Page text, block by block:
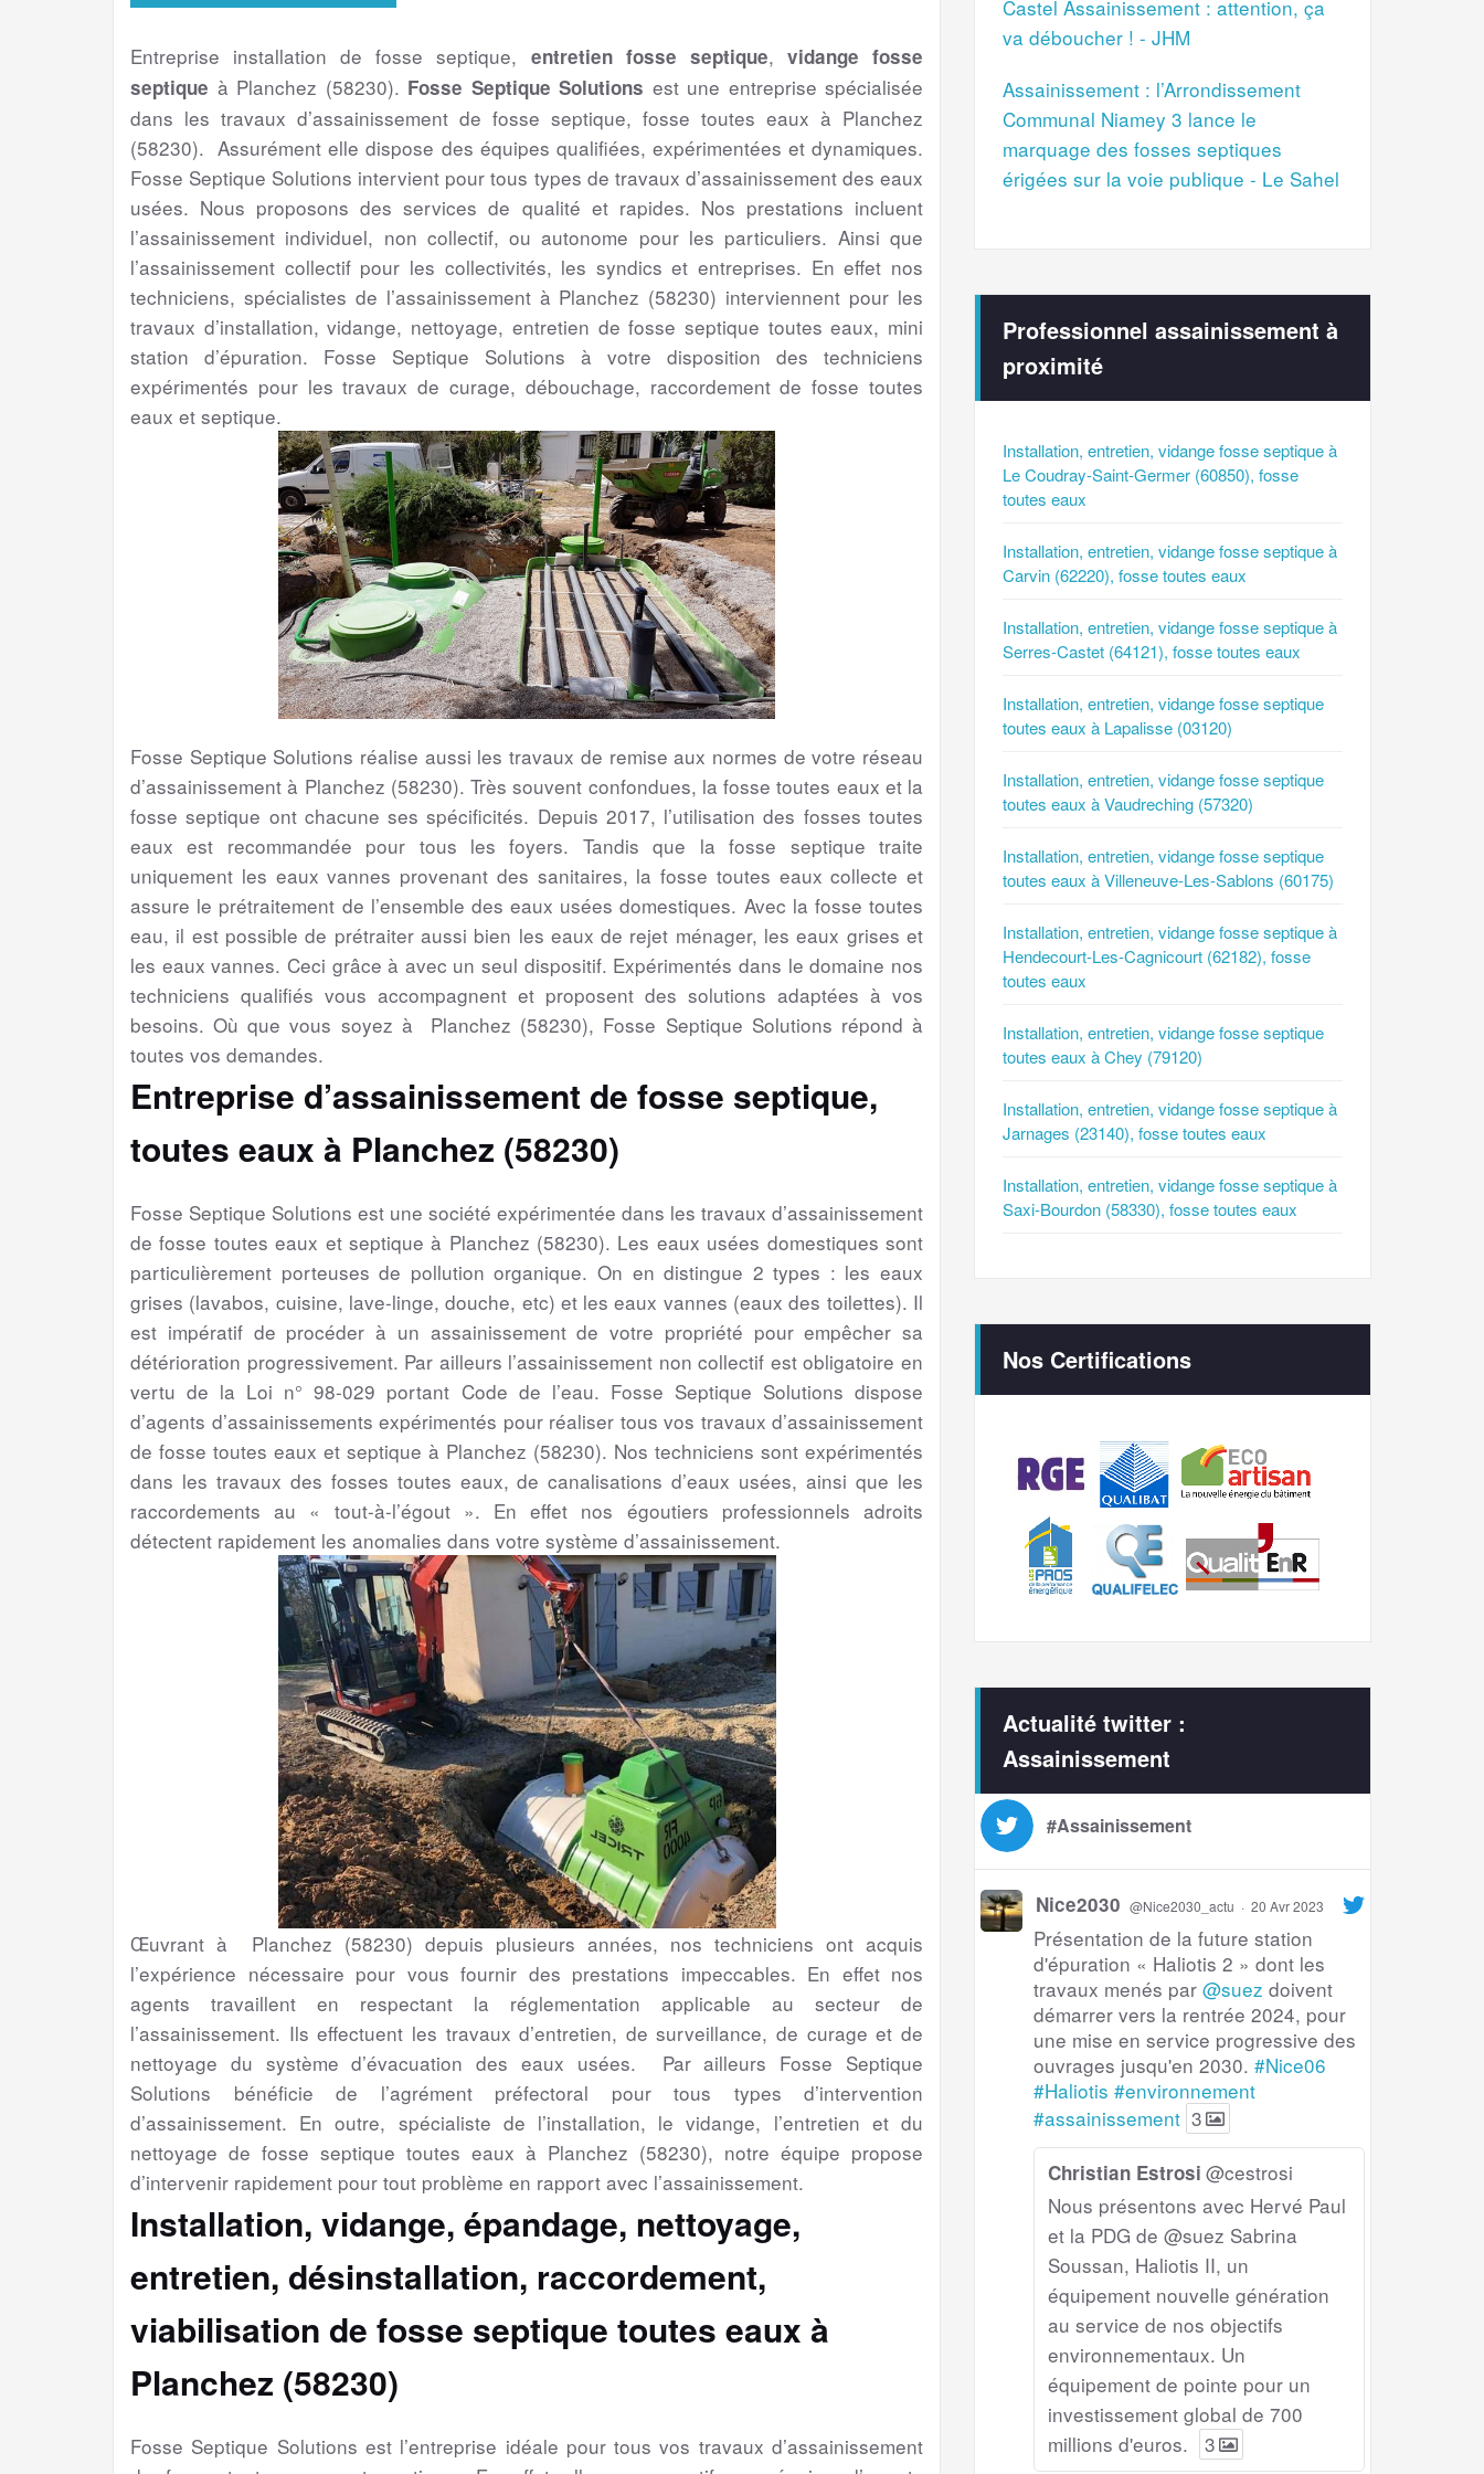
Entreprise installation de fosse septique, entretien fosse septique, vidange fosse
septique à Planchez (58230). Fosse Septique Solutions est une entreprise spécialisée
dans les travaux d’assainissement de fosse septique, fosse toutes eaux à Planchez
(58230). Assurément elle dispose des équipes qualifiées, expérimentées et dynamiques.
Fosse Septique Solutions intervient pour tous types de travaux d’assainissement des eaux
usées. Nous proposons des services de qualité et rapides. Nos prestations incluent
l’assainissement individuel, non collectif, ou autonome pour les particuliers. Ainsi que
l’assainissement collectif pour les collectivités, les syndics et entreprises. En effet nos
techniciens, spécialistes de l’assainissement à Planchez (58230) interviennent pour les
travaux d’installation, vidange, nettoyage, entretien de fosse septique toutes eaux, mini
station d’épuration. Fosse Septique Solutions à votre disposition des techniciens
expérimentés pour les travaux de curage, débouchage, raccordement de fosse toutes
eaux et septique.
Fosse Septique Solutions réalise aussi les travaux de remise aux normes de votre réseau
d’assainissement à Planchez (58230). Très souvent confondues, la fosse toutes eaux et la
fosse septique ont chacune ses spécificités. Depuis 2017, l’utilisation des fosses toutes
eaux est recommandée pour tous les foyers. Tandis que la fosse septique traite
uniquement les eaux vannes provenant des sanitaires, la fosse toutes eaux collecte et
assure le prétraitement de l’ensemble des eaux usées domestiques. Avec la fosse toutes
eau, il est possible de prétraiter aussi bien les eaux de rejet ménager, les eaux grises et
les eaux vannes. Ceci grâce à avec un seul dispositif. Expérimentés dans le domaine nos
techniciens qualifiés vous accompagnent et proposent des solutions adaptées à vos
besoins. Où que vous soyez à Planchez (58230), Fosse Septique Solutions répond à
toutes vos demandes.
Entreprise d’assainissement de fosse septique,
toutes eaux à Planchez (58230)
Fosse Septique Solutions est une société expérimentée dans les travaux d’assainissement
de fosse toutes eaux et septique à Planchez (58230). Les eaux usées domestiques sont
particulièrement porteuses de pollution organique. On en distingue 2 types : les eaux
grises (lavabos, cuisine, lave-linge, douche, etc) et les eaux vannes (eaux des toilettes). Il
est impératif de procéder à un assainissement de votre propriété pour empêcher sa
détérioration progressivement. Par ailleurs l’assainissement non collectif est obligatoire en
vertu de la Loi n° 98-029 portant Code de l’eau. Fosse Septique Solutions dispose
d’agents d’assainissements expérimentés pour réaliser tous vos travaux d’assainissement
de fosse toutes eaux et septique à Planchez (58230). Nos techniciens sont expérimentés
dans les travaux des fosses toutes eaux, de canalisations d’eaux usées, ainsi que les
raccordements au « tout-à-l’égout ». En effet nos égoutiers professionnels adroits
détectent rapidement les anomalies dans votre système d’assainissement.
Œuvrant à Planchez (58230) depuis plusieurs années, nos techniciens ont acquis
l’expérience nécessaire pour vous fournir des prestations impeccables. En effet nos
agents travaillent en respectant la réglementation applicable au secteur de
l’assainissement. Ils effectuent les travaux d’entretien, de surveillance, de curage et de
nettoyage du système d’évacuation des eaux usées. Par ailleurs Fosse Septique
Solutions bénéficie de l’agrément préfectoral pour tous types d’intervention
d’assainissement. En outre, spécialiste de l’installation, le vidange, l’entretien et du
nettoyage de fosse septique toutes eaux à Planchez (58230), notre équipe propose
d’intervenir rapidement pour tout problème en rapport avec l’assainissement.
Installation, vidange, épandage, nettoyage,
entretien, désinstallation, raccordement,
viabilisation de fosse septique toutes eaux à
Planchez (58230)
Fosse Septique Solutions est l’entreprise idéale pour tous vos travaux d’assainissement
Castel Assainissement : attention, ça
va déboucher ! - JHM
Assainissement : l’Arrondissement
Communal Niamey 3 lance le
marquage des fosses septiques
érigées sur la voie publique - Le Sahel
Professionnel assainissement à
proximité
Installation, entretien, vidange fosse septique à
Le Coudray-Saint-Germer (60850), fosse
toutes eaux
Installation, entretien, vidange fosse septique à
Carvin (62220), fosse toutes eaux
Installation, entretien, vidange fosse septique à
Serres-Castet (64121), fosse toutes eaux
Installation, entretien, vidange fosse septique
toutes eaux à Lapalisse (03120)
Installation, entretien, vidange fosse septique
toutes eaux à Vaudreching (57320)
Installation, entretien, vidange fosse septique
toutes eaux à Villeneuve-Les-Sablons (60175)
Installation, entretien, vidange fosse septique à
Hendecourt-Les-Cagnicourt (62182), fosse
toutes eaux
Installation, entretien, vidange fosse septique
toutes eaux à Chey (79120)
Installation, entretien, vidange fosse septique à
Jarnages (23140), fosse toutes eaux
Installation, entretien, vidange fosse septique à
Saxi-Bourdon (58330), fosse toutes eaux
Nos Certifications
Actualité twitter :
Assainissement
#Assainissement
Nice2030 @Nice2030_actu · 20 Avr 2023
Présentation de la future station
d'épuration « Haliotis 2 » dont les
travaux menés par @suez doivent
démarrer vers la rentrée 2024, pour
une mise en service progressive des
ouvrages jusqu'en 2030. #Nice06
#Haliotis #environnement
#assainissement 3
Christian Estrosi @cestrosi
Nous présentons avec Hervé Paul
et la PDG de @suez Sabrina
Soussan, Haliotis II, un
équipement nouvelle génération
au service de nos objectifs
environnementaux. Un
équipement de pointe pour un
investissement global de 700
millions d'euros.
3